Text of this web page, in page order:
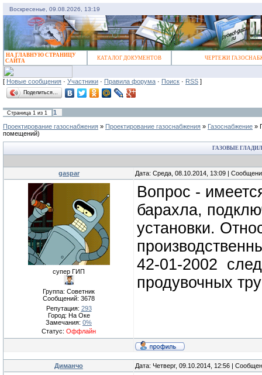
Воскресенье, 09.08.2026, 13:19
НА ГЛАВНУЮ СТРАНИЦУ
САЙТА
КАТАЛОГ ДОКУМЕНТОВ ЧЕРТЕЖИ
[ Новые сообщения · Участники · Правила форума · Поиск · RSS ]
Поделиться…
Страница 1 из 1
1
Проектирование газоснабжения » Проектирование газоснабжения » Газоснабжение »
помещений)
ГАЗОВЫЕ
gaspar Дата: Среда, 08.10.2014, 13:09 |
супер ГИП
Группа: Советник
Сообщений: 3678
Репутация: 293
Город: На Оке
Замечания: 0%
Статус: Оффлайн
Вопрос -
барахла,
установки.
42-01-2002
продувочных
Диманчо Дата: Четверг, 09.10.2014, 12:56 |